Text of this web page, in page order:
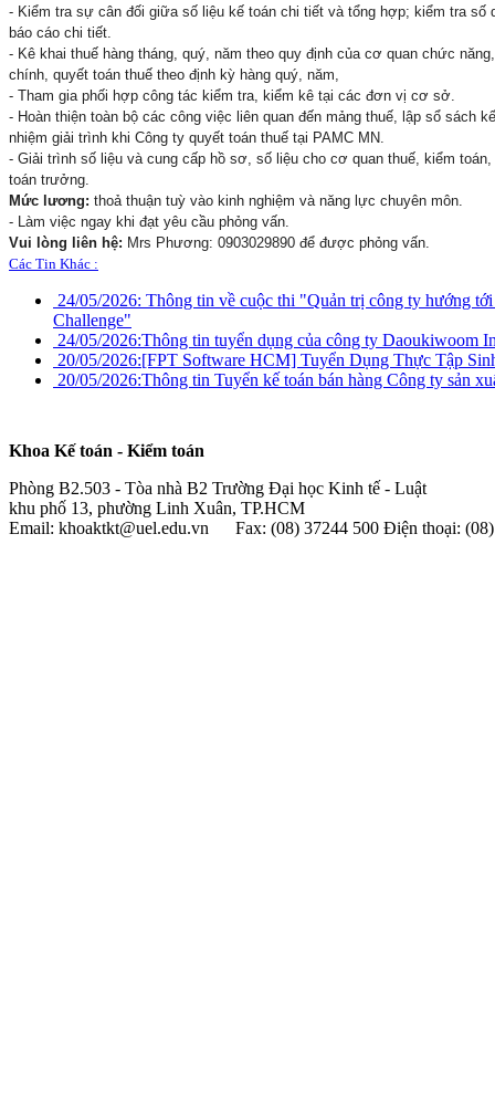
- Kiểm tra sự cân đối giữa số liệu kế toán chi tiết và tổng hợp; kiểm tra
báo cáo chi tiết.
- Kê khai thuế hàng tháng, quý, năm theo quy định của cơ quan chức
chính, quyết toán thuế theo định kỳ hàng quý, năm,
- Tham gia phối hợp công tác kiểm tra, kiểm kê tại các đơn vị cơ sở.
- Hoàn thiện toàn bộ các công việc liên quan đến mảng thuế, lập sổ sách
nhiệm giải trình khi Công ty quyết toán thuế tại PAMC MN.
- Giải trình số liệu và cung cấp hồ sơ, số liệu cho cơ quan thuế, kiểm
toán trưởng.
Mức lương: thoả thuận tuỳ vào kinh nghiệm và năng lực chuyên môn.
- Làm việc ngay khi đạt yêu cầu phỏng vấn.
Vui lòng liên hệ: Mrs Phương: 0903029890 để được phỏng vấn.
Các Tin Khác :
24/05/2026: Thông tin về cuộc thi "Quản trị công ty hướng
Challenge"
24/05/2026:Thông tin tuyển dụng của công ty Daoukiwoom
20/05/2026:[FPT Software HCM] Tuyển Dụng Thực Tập
20/05/2026:Thông tin Tuyển kế toán bán hàng Công ty sản
Khoa Kế toán - Kiểm toán
Phòng B2.503 - Tòa nhà B2 Trường Đại học Kinh tế - Luật
khu phố 13, phường Linh Xuân, TP.HCM
Email: khoaktkt@uel.edu.vn Fax: (08) 37244 500 Điện thoại: